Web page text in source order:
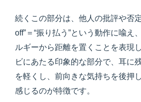
続くこの部分は、他人の批評や否
off”＝“振り払う”という動作に喩え
ルギーから距離を置くことを表現
ビにあたる印象的な部分で、耳に
を軽くし、前向きな気持ちを後押
感じるのが特徴です。